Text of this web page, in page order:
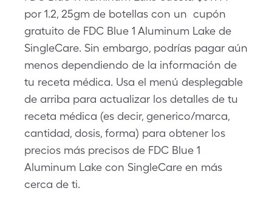
por 1.2, 25gm de botellas con un cupón
gratuito de FDC Blue 1 Aluminum Lake de
SingleCare. Sin embargo, podrías pagar aún
menos dependiendo de la información de
tu receta médica. Usa el menú desplegable
de arriba para actualizar los detalles de tu
receta médica (es decir, generico/marca,
cantidad, dosis, forma) para obtener los
precios más precisos de FDC Blue 1
Aluminum Lake con SingleCare en más
cerca de ti.